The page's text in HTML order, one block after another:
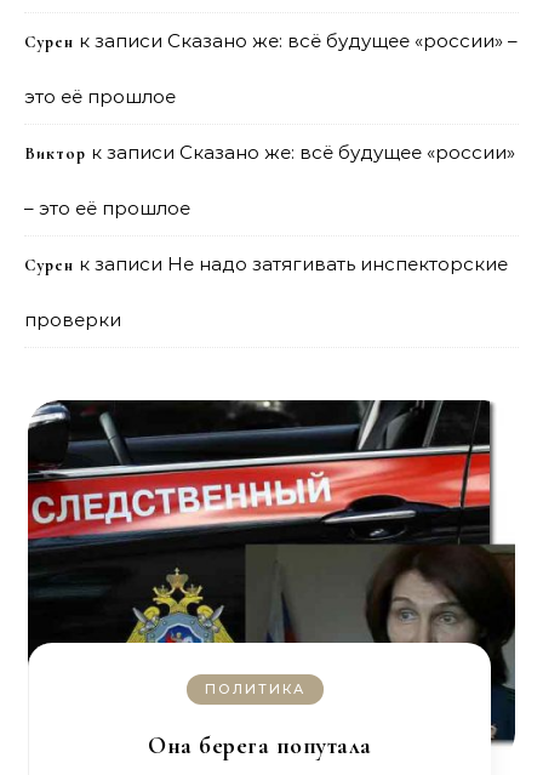
Сурен к записи Сказано же: всё будущее «россии» –
это её прошлое
Виктор к записи Сказано же: всё будущее «россии»
– это её прошлое
Сурен к записи Не надо затягивать инспекторские
проверки
ПОЛИТИКА
Она берега попутала